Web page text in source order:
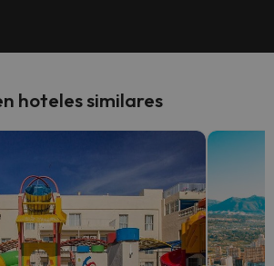
hoteles similares